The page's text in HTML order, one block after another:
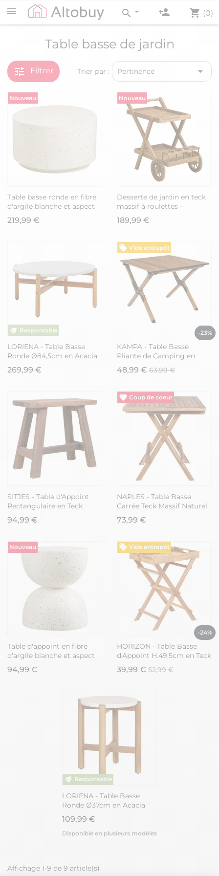
shopping_cart (0)
person_add
search
Table basse de jardin
tune Filtrer Trier par : Pertinence 
Nouveau
Table basse ronde en fibre
d'argile blanche et aspect
terrazzo - FIBRALYS
219,99 €
Nouveau
Desserte de jardin en teck
massif à roulettes -
BIVOUAC
189,99 €
LORIENA - Table Basse
Ronde Ø84,5cm en Acacia
Plateau en Terrazzo
269,99 €
Vide entrepôt
-23%
KAMPA - Table Basse
Pliante de Camping en
Métal imitation bois avec
Sac de Transport
48,99 € 63,99 €
SITJES - Table d'Appoint
Rectangulaire en Teck
Massif
94,99 €
NAPLES - Table Basse
Carrée Teck Massif Naturel
73,99 €
Nouveau
Table d'appoint en fibre
d'argile blanche et aspect
terrazzo - FIBRALYS
94,99 €
Vide entrepôt
-24%
HORIZON - Table Basse
d'Appoint H.49,5cm en Teck
39,99 € 52,99 €
LORIENA - Table Basse
Ronde Ø37cm en Acacia
Plateau en Terrazzo
109,99 €
Disponible en plusieurs modèles
Affichage 1-9 de 9 article(s)